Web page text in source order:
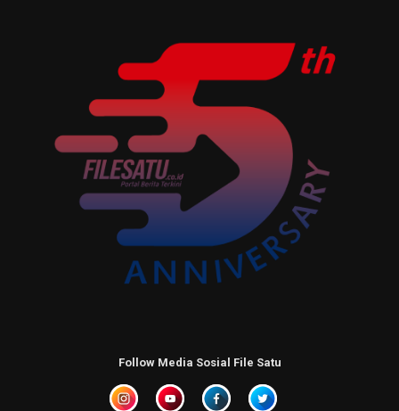
Follow Media Sosial File Satu